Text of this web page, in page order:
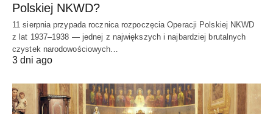
Polskiej NKWD?
11 sierpnia przypada rocznica rozpoczęcia Operacji Polskiej NKWD
z lat 1937–1938 — jednej z największych i najbardziej brutalnych
czystek narodowościowych…
3 dni ago